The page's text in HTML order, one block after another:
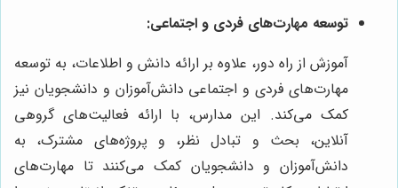
توسعه مهارت‌های فردی و اجتماعی:
آموزش از راه دور، علاوه بر ارائه دانش و اطلاعات، به توسعه
مهارت‌های فردی و اجتماعی دانش‌آموزان و دانشجویان نیز
کمک می‌کند. این مدارس، با ارائه فعالیت‌های گروهی
آنلاین، بحث و تبادل نظر، و پروژه‌های مشترک، به
دانش‌آموزان و دانشجویان کمک می‌کنند تا مهارت‌های